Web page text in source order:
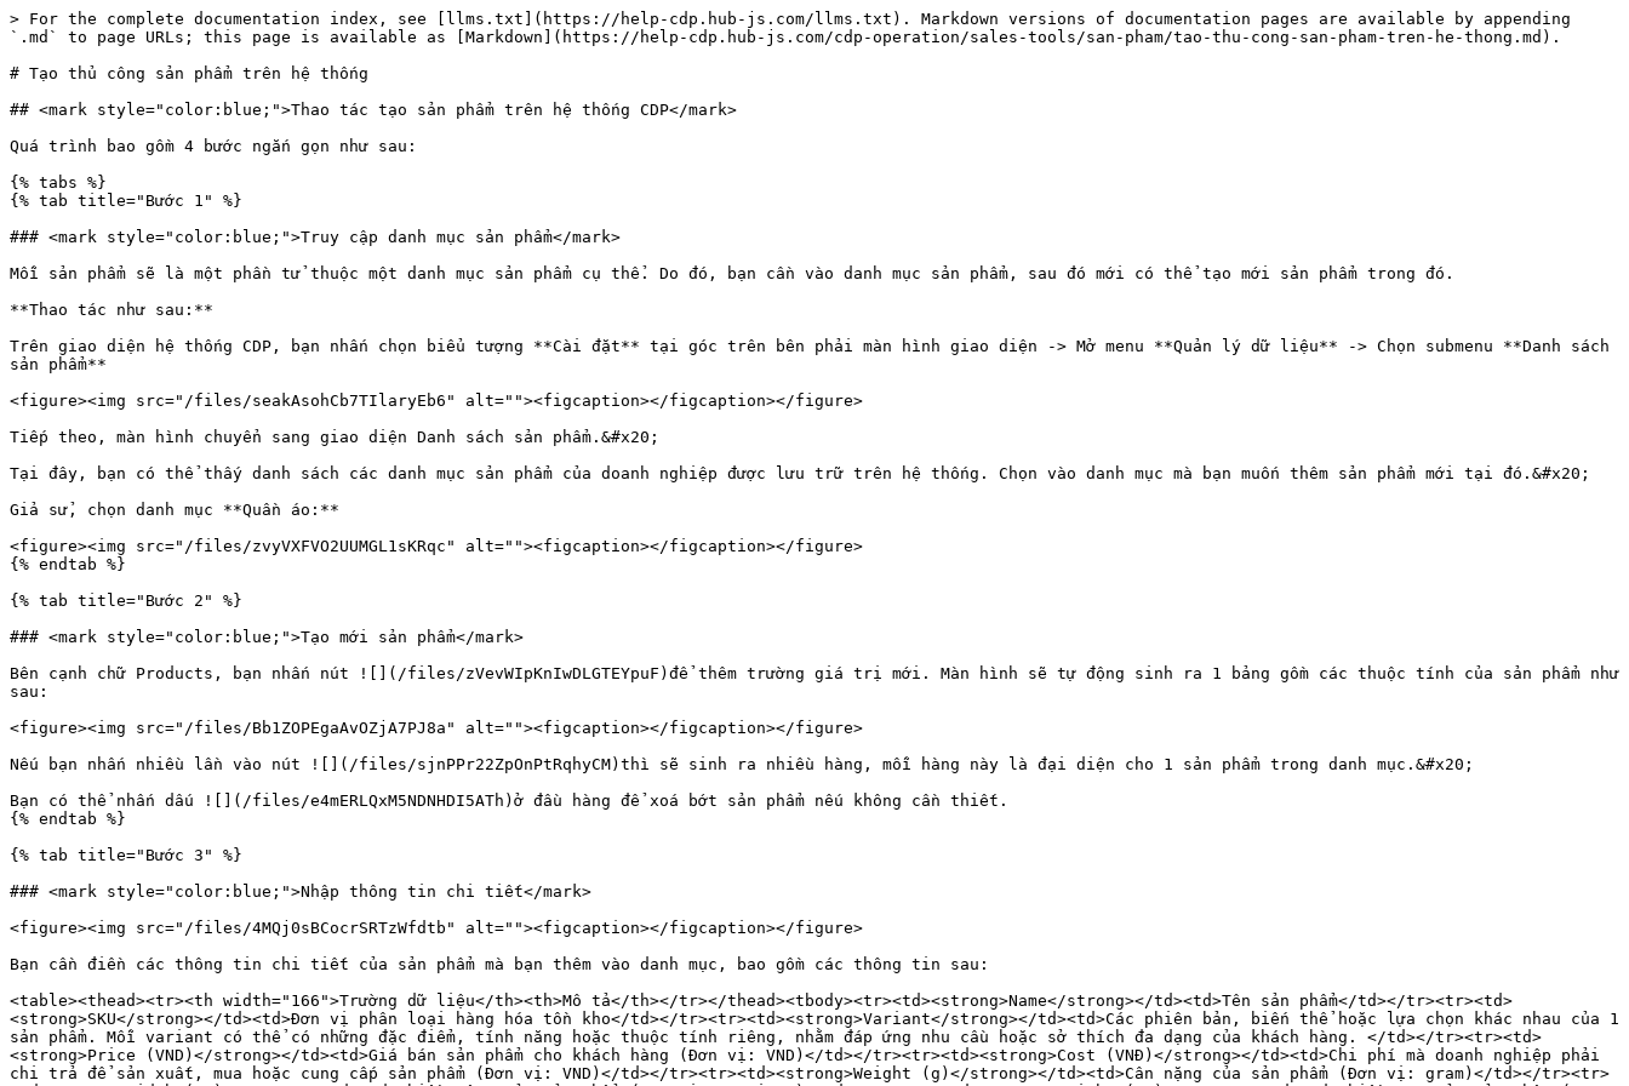
> For the complete documentation index, see [llms.txt](https://help-cdp.hub-js.com/llms.txt). Markdown versions of documentation pages are available by appending
`.md` to page URLs; this page is available as [Markdown](https://help-cdp.hub-js.com/cdp-operation/sales-tools/san-pham/tao-thu-cong-san-pham-tren-he-thong.md).
# Tạo thủ công sản phẩm trên hệ thống
## <mark style="color:blue;">Thao tác tạo sản phẩm trên hệ thống CDP</mark>
Quá trình bao gồm 4 bước ngắn gọn như sau:
{% tabs %}
{% tab title="Bước 1" %}
### <mark style="color:blue;">Truy cập danh mục sản phẩm</mark>
Mỗi sản phẩm sẽ là một phần tử thuộc một danh mục sản phẩm cụ thể. Do đó, bạn cần vào danh mục sản phẩm, sau đó mới có thể tạo mới sản phẩm trong đó.
**Thao tác như sau:**
Trên giao diện hệ thống CDP, bạn nhấn chọn biểu tượng **Cài đặt** tại góc trên bên phải màn hình giao diện -> Mở menu **Quản lý dữ liệu** -> Chọn submenu **Danh sách
sản phẩm**
<figure><img src="/files/seakAsohCb7TIlaryEb6" alt=""><figcaption></figcaption></figure>
Tiếp theo, màn hình chuyển sang giao diện Danh sách sản phẩm.&#x20;
Tại đây, bạn có thể thấy danh sách các danh mục sản phẩm của doanh nghiệp được lưu trữ trên hệ thống. Chọn vào danh mục mà bạn muốn thêm sản phẩm mới tại đó.&#x20;
Giả sử, chọn danh mục **Quần áo:**
<figure><img src="/files/zvyVXFVO2UUMGL1sKRqc" alt=""><figcaption></figcaption></figure>
{% endtab %}
{% tab title="Bước 2" %}
### <mark style="color:blue;">Tạo mới sản phẩm</mark>
Bên cạnh chữ Products, bạn nhấn nút ![](/files/zVevWIpKnIwDLGTEYpuF)để thêm trường giá trị mới. Màn hình sẽ tự động sinh ra 1 bảng gồm các thuộc tính của sản phẩm như
sau:
<figure><img src="/files/Bb1ZOPEgaAvOZjA7PJ8a" alt=""><figcaption></figcaption></figure>
Nếu bạn nhấn nhiều lần vào nút ![](/files/sjnPPr22ZpOnPtRqhyCM)thì sẽ sinh ra nhiều hàng, mỗi hàng này là đại diện cho 1 sản phẩm trong danh mục.&#x20;
Bạn có thể nhấn dấu ![](/files/e4mERLQxM5NDNHDI5ATh)ở đầu hàng để xoá bớt sản phẩm nếu không cần thiết.
{% endtab %}
{% tab title="Bước 3" %}
### <mark style="color:blue;">Nhập thông tin chi tiết</mark>
<figure><img src="/files/4MQj0sBCocrSRTzWfdtb" alt=""><figcaption></figcaption></figure>
Bạn cần điền các thông tin chi tiết của sản phẩm mà bạn thêm vào danh mục, bao gồm các thông tin sau:
<table><thead><tr><th width="166">Trường dữ liệu</th><th>Mô tả</th></tr></thead><tbody><tr><td><strong>Name</strong></td><td>Tên sản phẩm</td></tr><tr><td>
<strong>SKU</strong></td><td>Đơn vị phân loại hàng hóa tồn kho</td></tr><tr><td><strong>Variant</strong></td><td>Các phiên bản, biến thể hoặc lựa chọn khác nhau của 1
sản phẩm. Mỗi variant có thể có những đặc điểm, tính năng hoặc thuộc tính riêng, nhằm đáp ứng nhu cầu hoặc sở thích đa dạng của khách hàng. </td></tr><tr><td>
<strong>Price (VND)</strong></td><td>Giá bán sản phẩm cho khách hàng (Đơn vị: VND)</td></tr><tr><td><strong>Cost (VNĐ)</strong></td><td>Chi phí mà doanh nghiệp phải
chi trả để sản xuất, mua hoặc cung cấp sản phẩm (Đơn vị: VND)</td></tr><tr><td><strong>Weight (g)</strong></td><td>Cân nặng của sản phẩm (Đơn vị: gram)</td></tr><tr>